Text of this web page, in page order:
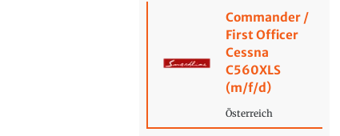
Commander /
First Officer
Cessna
C560XLS
(m/f/d)
Österreich